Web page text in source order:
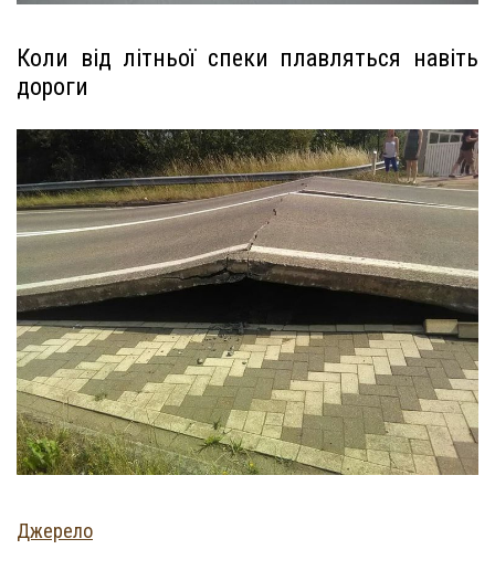
Коли від літньої спеки плавляться навіть
дороги
Джерело